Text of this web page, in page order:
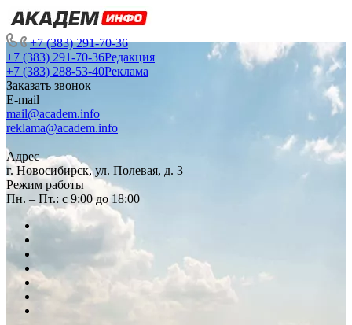
+7 (383) 291-70-36
+7 (383) 291-70-36Редакция
+7 (383) 288-53-40Реклама
Заказать звонок
E-mail
mail@academ.info
reklama@academ.info
Адрес
г. Новосибирск, ул. Полевая, д. 3
Режим работы
Пн. – Пт.: с 9:00 до 18:00